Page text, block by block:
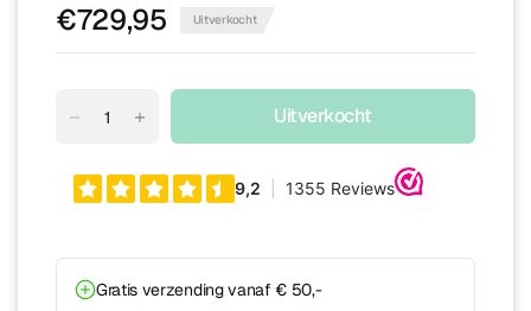
€729,95 Uitverkocht
Uitverkocht
Gratis verzending vanaf € 50,-